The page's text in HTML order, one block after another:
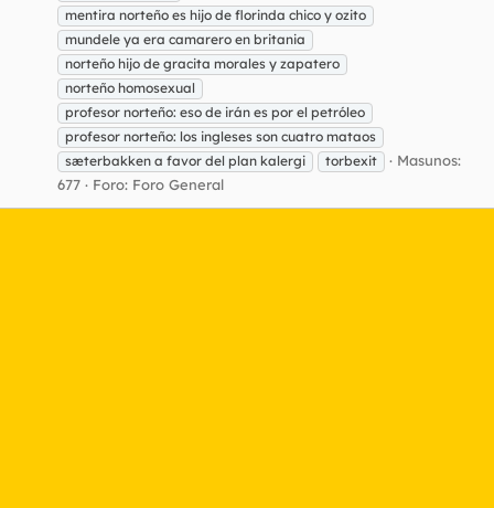
mentira norteño es hijo de florinda chico y ozito
mundele ya era camarero en britania
norteño hijo de gracita morales y zapatero
norteño homosexual
profesor norteño: eso de irán es por el petróleo
profesor norteño: los ingleses son cuatro mataos
sæterbakken a favor del plan kalergi
torbexit
Masunos:
677
Foro: Foro General